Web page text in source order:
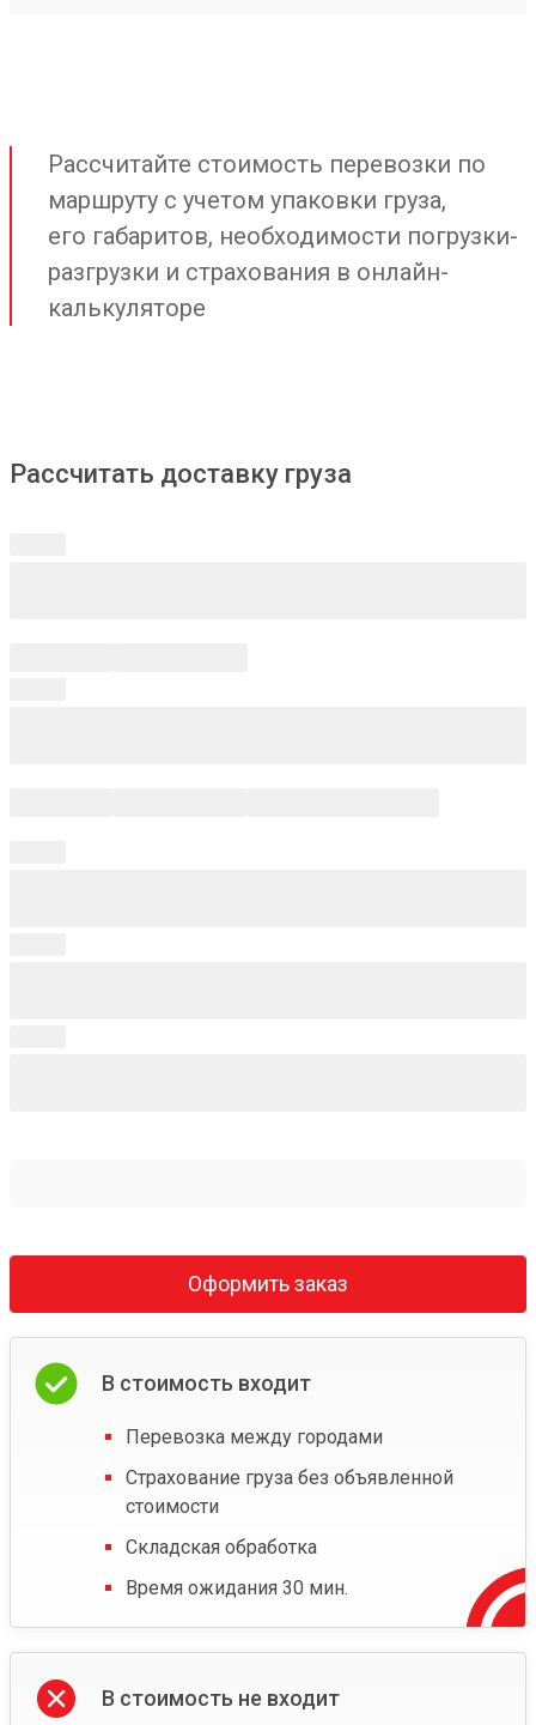
Рассчитайте стоимость перевозки по
маршруту с учетом упаковки груза,
его габаритов, необходимости погрузки-
разгрузки и страхования в онлайн-
калькуляторе
Рассчитать доставку груза
Оформить заказ
В стоимость входит
Перевозка между городами
Страхование груза без объявленной
стоимости
Складская обработка
Время ожидания 30 мин.
В стоимость не входит